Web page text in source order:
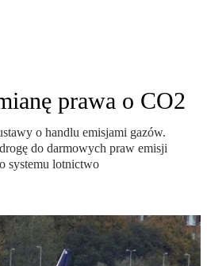
prawa o CO2
o handlu emisjami gazów.
do darmowych praw emisji
systemu lotnictwo